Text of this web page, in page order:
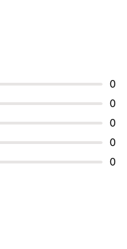
0
0
0
0
0